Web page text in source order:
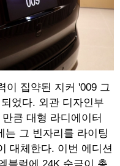
이 집약된 지커 '009 그
었다. 외관 디자인부
큼 대형 라디에이터
는 그 빈자리를 라이팅
대체한다. 이번 에디션
블럼에 24K 순금이 총